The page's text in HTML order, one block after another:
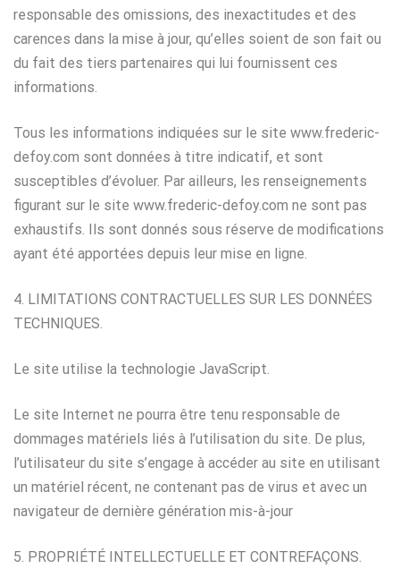
responsable des omissions, des inexactitudes et des
carences dans la mise à jour, qu’elles soient de son fait ou
du fait des tiers partenaires qui lui fournissent ces
informations.
Tous les informations indiquées sur le site www.frederic-
defoy.com sont données à titre indicatif, et sont
susceptibles d’évoluer. Par ailleurs, les renseignements
figurant sur le site www.frederic-defoy.com ne sont pas
exhaustifs. Ils sont donnés sous réserve de modifications
ayant été apportées depuis leur mise en ligne.
4. LIMITATIONS CONTRACTUELLES SUR LES DONNÉES
TECHNIQUES.
Le site utilise la technologie JavaScript.
Le site Internet ne pourra être tenu responsable de
dommages matériels liés à l’utilisation du site. De plus,
l’utilisateur du site s’engage à accéder au site en utilisant
un matériel récent, ne contenant pas de virus et avec un
navigateur de dernière génération mis-à-jour
5. PROPRIÉTÉ INTELLECTUELLE ET CONTREFAÇONS.